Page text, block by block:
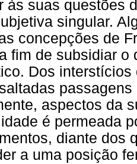
às suas questões
singular.
concepções de
fim de subsidiar o
Dos
aspectos da
é permeada
diante dos
a uma posição